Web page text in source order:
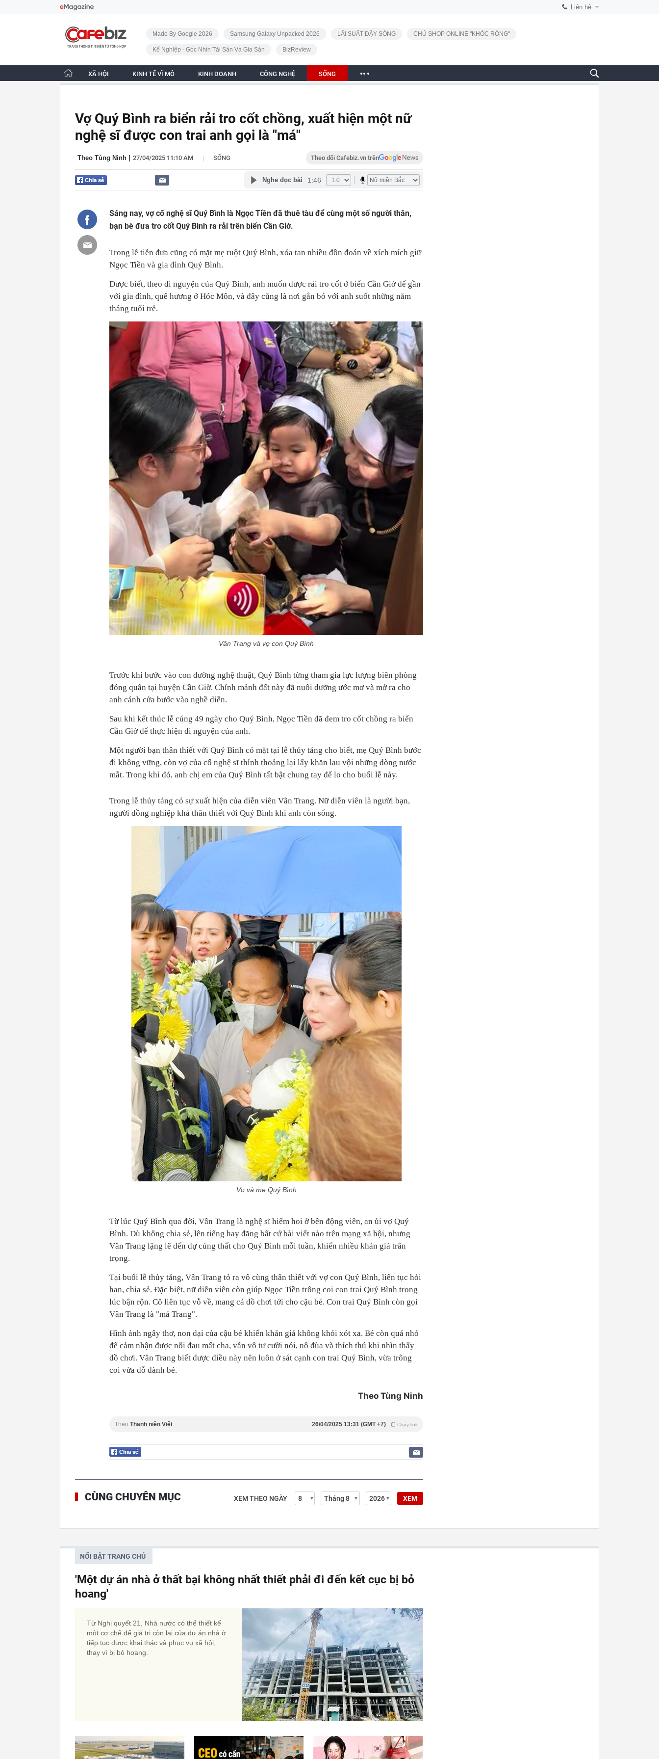
Liên hệ
CafeBiz - Trang chủ
Made By Google 2026 Samsung Galaxy Unpacked 2026 LÃI SUẤT DẬY SÓNG CHỦ SHOP ONLINE "KHÓC RÒNG"
Kế Nghiệp - Góc Nhìn Tài Sản Và Gia Sản BizReview
XÃ HỘI KINH TẾ VĨ MÔ KINH DOANH CÔNG NGHỆ SỐNG
Vợ Quý Bình ra biển rải tro cốt chồng, xuất hiện một nữ
nghệ sĩ được con trai anh gọi là "má"
Theo Tùng Ninh 27/04/2025 11:10 AM | SỐNG Theo dõi Cafebiz.vn trên
Nghe đọc bài 1:46
Sáng nay, vợ cố nghệ sĩ Quý Bình là Ngọc Tiền đã thuê tàu để cùng một số người thân,
bạn bè đưa tro cốt Quý Bình ra rải trên biển Cần Giờ.
Trong lễ tiễn đưa cũng có mặt mẹ ruột Quý Bình, xóa tan nhiều đồn đoán về xích mích giữ
Ngọc Tiền và gia đình Quý Bình.
Được biết, theo di nguyện của Quý Bình, anh muốn được rải tro cốt ở biển Cần Giờ để gần
với gia đình, quê hương ở Hóc Môn, và đây cũng là nơi gắn bó với anh suốt những năm
tháng tuổi trẻ.
Vân Trang và vợ con Quý Bình
Trước khi bước vào con đường nghệ thuật, Quý Bình từng tham gia lực lượng biên phòng
đóng quân tại huyện Cần Giờ. Chính mảnh đất này đã nuôi dưỡng ước mơ và mở ra cho
anh cánh cửa bước vào nghề diễn.
Sau khi kết thúc lễ cúng 49 ngày cho Quý Bình, Ngọc Tiền đã đem tro cốt chồng ra biển
Cần Giờ để thực hiện di nguyện của anh.
Một người bạn thân thiết với Quý Bình có mặt tại lễ thủy táng cho biết, mẹ Quý Bình bước
đi không vững, còn vợ của cố nghệ sĩ thỉnh thoảng lại lấy khăn lau vội những dòng nước
mắt. Trong khi đó, anh chị em của Quý Bình tất bật chung tay để lo cho buổi lễ này.
Trong lễ thủy táng có sự xuất hiện của diễn viên Vân Trang. Nữ diễn viên là người bạn,
người đồng nghiệp khá thân thiết với Quý Bình khi anh còn sống.
Vợ và mẹ Quý Bình
Từ lúc Quý Bình qua đời, Vân Trang là nghệ sĩ hiếm hoi ở bên động viên, an ủi vợ Quý
Bình. Dù không chia sẻ, lên tiếng hay đăng bất cứ bài viết nào trên mạng xã hội, nhưng
Vân Trang lặng lẽ đến dự cúng thất cho Quý Bình mỗi tuần, khiến nhiều khán giả trân
trọng.
Tại buổi lễ thủy táng, Vân Trang tỏ ra vô cùng thân thiết với vợ con Quý Bình, liên tục hỏi
han, chia sẻ. Đặc biệt, nữ diễn viên còn giúp Ngọc Tiền trông coi con trai Quý Bình trong
lúc bận rộn. Cô liên tục vỗ về, mang cả đồ chơi tới cho cậu bé. Con trai Quý Bình còn gọi
Vân Trang là "má Trang".
Hình ảnh ngây thơ, non dại của cậu bé khiến khán giả không khỏi xót xa. Bé còn quá nhỏ
để cảm nhận được nỗi đau mất cha, vẫn vô tư cười nói, nô đùa và thích thú khi nhìn thấy
đồ chơi. Vân Trang biết được điều này nên luôn ở sát cạnh con trai Quý Bình, vừa trông
coi vừa dỗ dành bé.
Theo Tùng Ninh
Theo Thanh niên Việt Copy link
26/04/2025 13:31 (GMT +7)
CÙNG CHUYÊN MỤC XEM THEO NGÀY XEM
NỔI BẬT TRANG CHỦ
'Một dự án nhà ở thất bại không nhất thiết phải đi đến kết cục bị bỏ
hoang'
Từ Nghị quyết 21, Nhà nước có thể thiết kế
một cơ chế để giá trị còn lại của dự án nhà ở
tiếp tục được khai thác và phục vụ xã hội,
thay vì bị bỏ hoang.